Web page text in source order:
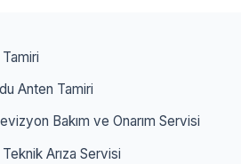
Anten Tamiri
Bakım ve Onarım Servisi
Arıza Servisi